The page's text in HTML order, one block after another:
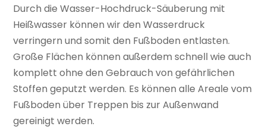
Durch die Wasser-Hochdruck-Säuberung mit
Heißwasser können wir den Wasserdruck
verringern und somit den Fußboden entlasten.
Große Flächen können außerdem schnell wie auch
komplett ohne den Gebrauch von gefährlichen
Stoffen geputzt werden. Es können alle Areale vom
Fußboden über Treppen bis zur Außenwand
gereinigt werden.